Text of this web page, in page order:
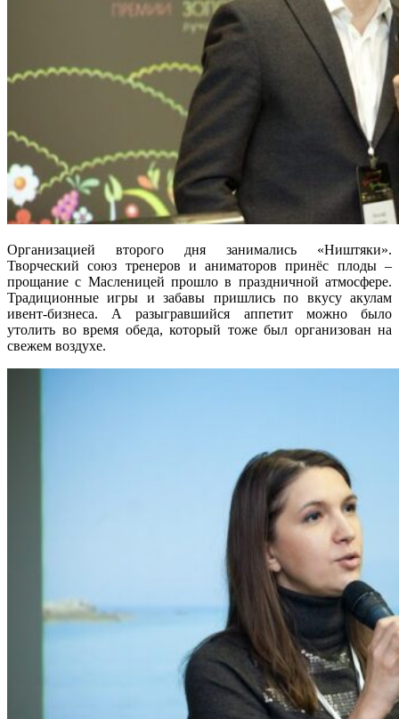
Организацией второго дня занимались «Ништяки».
Творческий союз тренеров и аниматоров принёс плоды –
прощание с Масленицей прошло в праздничной атмосфере.
Традиционные игры и забавы пришлись по вкусу акулам
ивент-бизнеса. А разыгравшийся аппетит можно было
утолить во время обеда, который тоже был организован на
свежем воздухе.